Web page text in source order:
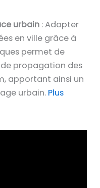
urbain: Adapter
en ville grâce à
permet de
propagation des
apportant ainsi un
urbain. Plus